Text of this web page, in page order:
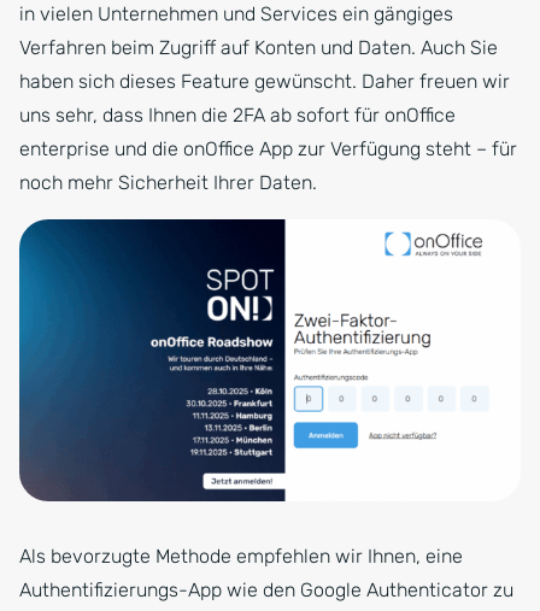
in vielen Unternehmen und Services ein gängiges
Verfahren beim Zugriff auf Konten und Daten. Auch Sie
haben sich dieses Feature gewünscht. Daher freuen wir
uns sehr, dass Ihnen die 2FA ab sofort für onOffice
enterprise und die onOffice App zur Verfügung steht – für
noch mehr Sicherheit Ihrer Daten.
Als bevorzugte Methode empfehlen wir Ihnen, eine
Authentifizierungs-App wie den Google Authenticator zu